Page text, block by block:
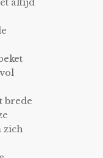
altijd
brede
zich